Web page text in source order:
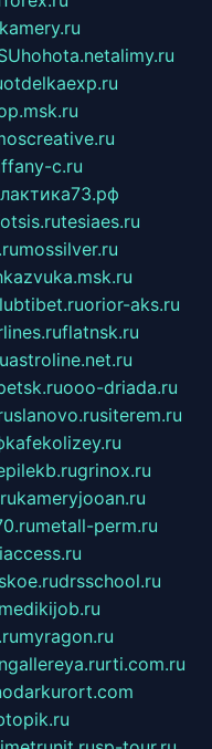
hohota.netalimy.ru
otdelkaexp.ru
c.ru
tesiaes.ru
mossilver.ru
orior-aks.ru
flatnsk.ru
astroline.net.ru
ooo-driada.ru
siterem.ru
kafekolizey.ru
grinox.ru
kameryjooan.ru
metall-perm.ru
drsschool.ru
medikijob.ru
myragon.ru
rti.com.ru